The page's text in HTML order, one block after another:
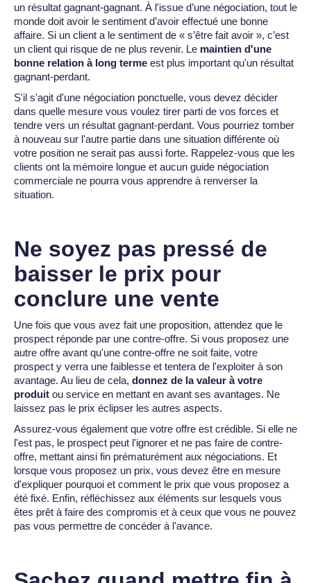
un résultat gagnant-gagnant. À l'issue d’une négociation, tout le
monde doit avoir le sentiment d’avoir effectué une bonne
affaire. Si un client a le sentiment de « s’être fait avoir », c’est
un client qui risque de ne plus revenir. Le maintien d'une
bonne relation à long terme est plus important qu'un résultat
gagnant-perdant.
S'il s'agit d'une négociation ponctuelle, vous devez décider
dans quelle mesure vous voulez tirer parti de vos forces et
tendre vers un résultat gagnant-perdant. Vous pourriez tomber
à nouveau sur l'autre partie dans une situation différente où
votre position ne serait pas aussi forte. Rappelez-vous que les
clients ont la mémoire longue et aucun guide négociation
commerciale ne pourra vous apprendre à renverser la
situation.
Ne soyez pas pressé de
baisser le prix pour
conclure une vente
Une fois que vous avez fait une proposition, attendez que le
prospect réponde par une contre-offre. Si vous proposez une
autre offre avant qu'une contre-offre ne soit faite, votre
prospect y verra une faiblesse et tentera de l'exploiter à son
avantage. Au lieu de cela, donnez de la valeur à votre
produit ou service en mettant en avant ses avantages. Ne
laissez pas le prix éclipser les autres aspects.
Assurez-vous également que votre offre est crédible. Si elle ne
l'est pas, le prospect peut l'ignorer et ne pas faire de contre-
offre, mettant ainsi fin prématurément aux négociations. Et
lorsque vous proposez un prix, vous devez être en mesure
d'expliquer pourquoi et comment le prix que vous proposez a
été fixé. Enfin, réfléchissez aux éléments sur lesquels vous
êtes prêt à faire des compromis et à ceux que vous ne pouvez
pas vous permettre de concéder à l'avance.